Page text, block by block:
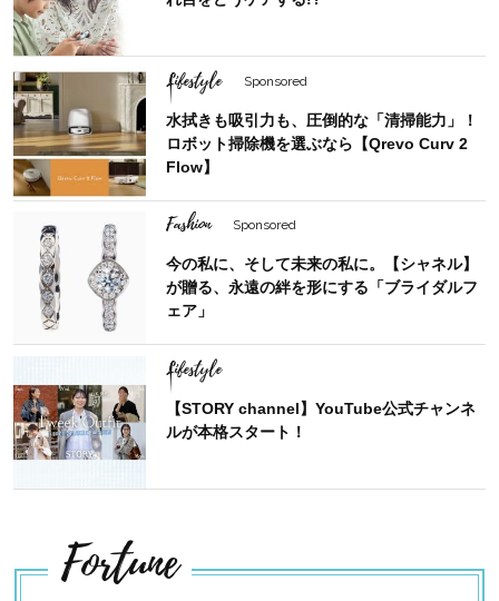
Lifestyle Sponsored
水拭きも吸引力も、圧倒的な「清掃能力」！
ロボット掃除機を選ぶなら【Qrevo Curv 2
Flow】
Fashion Sponsored
今の私に、そして未来の私に。【シャネル】
が贈る、永遠の絆を形にする「ブライダルフ
ェア」
Lifestyle
【STORY channel】YouTube公式チャンネ
ルが本格スタート！
Fortune